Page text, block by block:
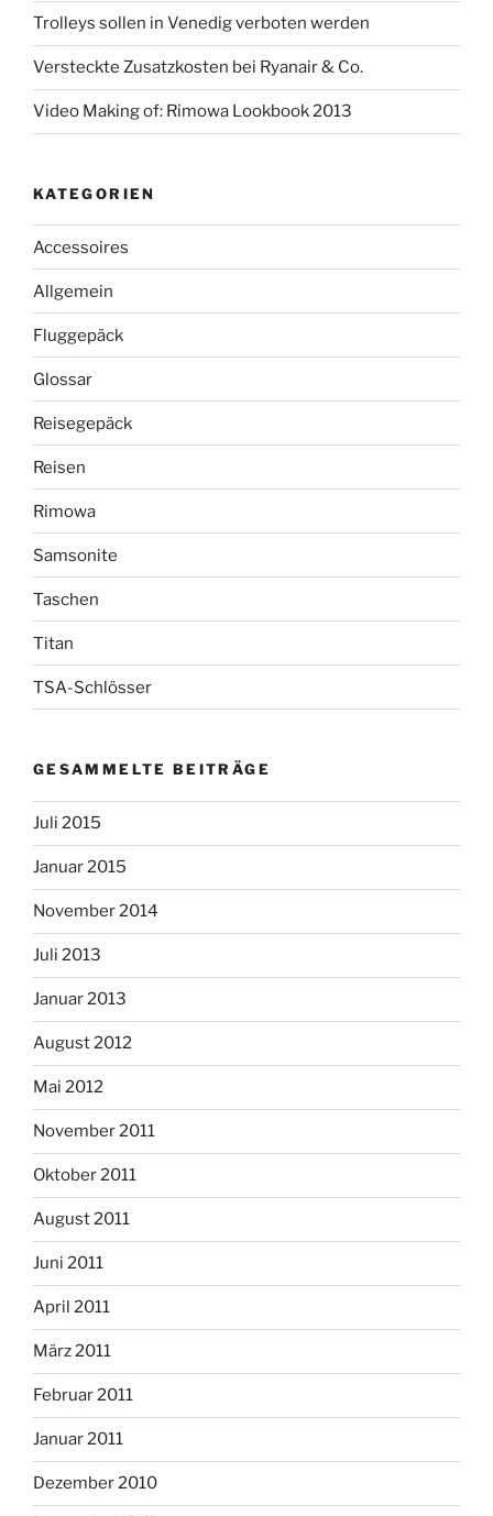
Trolleys sollen in Venedig verboten werden
Versteckte Zusatzkosten bei Ryanair & Co.
Video Making of: Rimowa Lookbook 2013
KATEGORIEN
Accessoires
Allgemein
Fluggepäck
Glossar
Reisegepäck
Reisen
Rimowa
Samsonite
Taschen
Titan
TSA-Schlösser
GESAMMELTE BEITRÄGE
Juli 2015
Januar 2015
November 2014
Juli 2013
Januar 2013
August 2012
Mai 2012
November 2011
Oktober 2011
August 2011
Juni 2011
April 2011
März 2011
Februar 2011
Januar 2011
Dezember 2010